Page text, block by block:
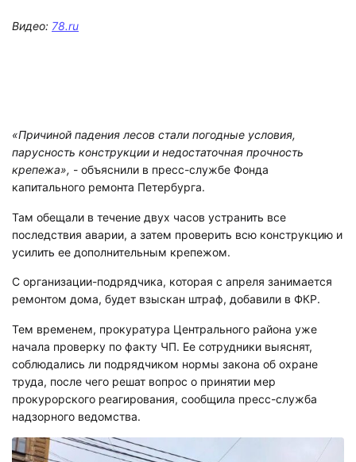
Видео: 78.ru
«Причиной падения лесов стали погодные условия,
парусность конструкции и недостаточная прочность
крепежа», - объяснили в пресс-службе Фонда
капитального ремонта Петербурга.
Там обещали в течение двух часов устранить все
последствия аварии, а затем проверить всю конструкцию и
усилить ее дополнительным крепежом.
С организации-подрядчика, которая с апреля занимается
ремонтом дома, будет взыскан штраф, добавили в ФКР.
Тем временем, прокуратура Центрального района уже
начала проверку по факту ЧП. Ее сотрудники выяснят,
соблюдались ли подрядчиком нормы закона об охране
труда, после чего решат вопрос о принятии мер
прокурорского реагирования, сообщила пресс-служба
надзорного ведомства.